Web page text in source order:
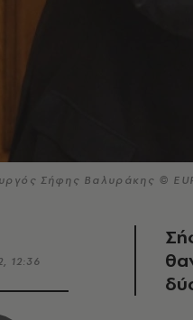
Σήφης Βαλυράκης ©
12:36